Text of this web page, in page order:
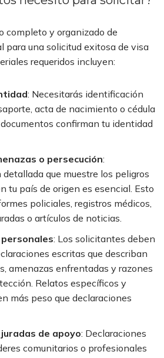
completo y organizado de
para una solicitud exitosa de visa
requeridos incluyen:
: Necesitarás identificación
acta de nacimiento o cédula
confirman tu identidad
o persecución:
que muestre los peligros
tu país de origen es esencial. Esto
policiales, registros médicos,
o artículos de noticias.
: Los solicitantes deben
escritas que describan
amenazas enfrentadas y razones
Relatos específicos y
más peso que declaraciones
de apoyo: Declaraciones
comunitarios o profesionales